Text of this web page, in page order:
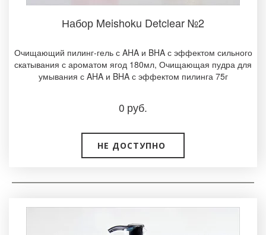
Набор Meishoku Detclear №2­
Очищающий пилинг-гель с AHA и BHA с эффектом сильного
скатывания с ароматом ягод 180мл­, ­Очищающая пудра для
умывания с AHA и BHA с эффектом пилинга 75г
0 руб.
НЕ ДОСТУПНО